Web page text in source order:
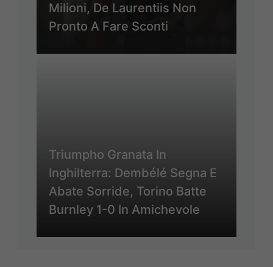
Milioni, De Laurentiis Non
Pronto A Fare Sconti
Triumpho Granata In
Inghilterra: Dembélé Segna E
Abate Sorride, Torino Batte
Burnley 1-0 In Amichevole